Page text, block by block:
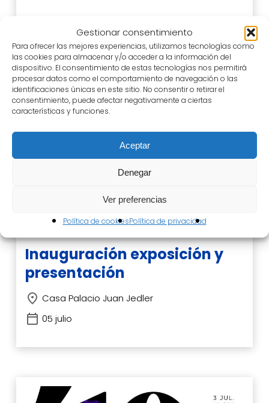
Gestionar consentimiento
Para ofrecer las mejores experiencias, utilizamos tecnologías como
las cookies para almacenar y/o acceder a la información del
dispositivo. El consentimiento de estas tecnologías nos permitirá
procesar datos como el comportamiento de navegación o las
identificaciones únicas en este sitio. No consentir o retirar el
consentimiento, puede afectar negativamente a ciertas
características y funciones.
Aceptar
Denegar
Ver preferencias
Política de cookiesPolítica de privacidad
Inauguración exposición y
presentación
Casa Palacio Juan Jedler
05 julio